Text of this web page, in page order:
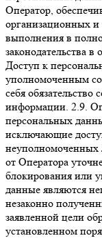
Оператор,
организационных и
выполнения в
законодательства
Доступ к
уполномоченным
себя обязательство
информации. 2.9.
персональных
исключающие
неуполномоченных
от Оператора
блокирования или
данные являются
незаконно
заявленной цели
установленном